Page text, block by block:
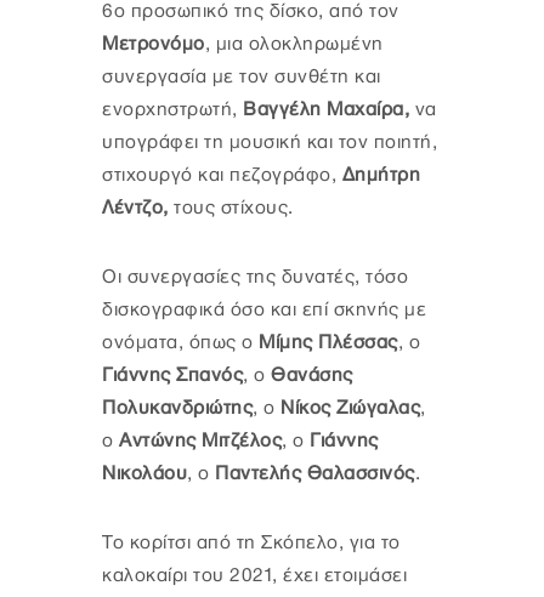
6ο προσωπικό της δίσκο, από τον
Μετρονόμο, μια ολοκληρωμένη
συνεργασία με τον συνθέτη και
ενορχηστρωτή, Βαγγέλη Μαχαίρα, να
υπογράφει τη μουσική και τον ποιητή,
στιχουργό και πεζογράφο, Δημήτρη
Λέντζο, τους στίχους.
Οι συνεργασίες της δυνατές, τόσο
δισκογραφικά όσο και επί σκηνής με
ονόματα, όπως ο Μίμης Πλέσσας, ο
Γιάννης Σπανός, ο Θανάσης
Πολυκανδριώτης, ο Νίκος Ζιώγαλας,
ο Αντώνης Μιτζέλος, ο Γιάννης
Νικολάου, ο Παντελής Θαλασσινός.
Το κορίτσι από τη Σκόπελο, για το
καλοκαίρι του 2021, έχει ετοιμάσει